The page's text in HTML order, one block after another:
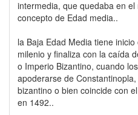
intermedia, que quedaba en
concepto de Edad media..
la Baja Edad Media tiene
milenio y finaliza con la caída del Imperio Romano de Oriente
o Imperio Bizantino, cuando
apoderarse de
bizantino o bien coincide con
en 1492..